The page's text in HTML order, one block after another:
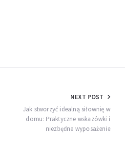
NEXT POST
Jak stworzyć idealną siłownię w
domu: Praktyczne wskazówki i
niezbędne wyposażenie